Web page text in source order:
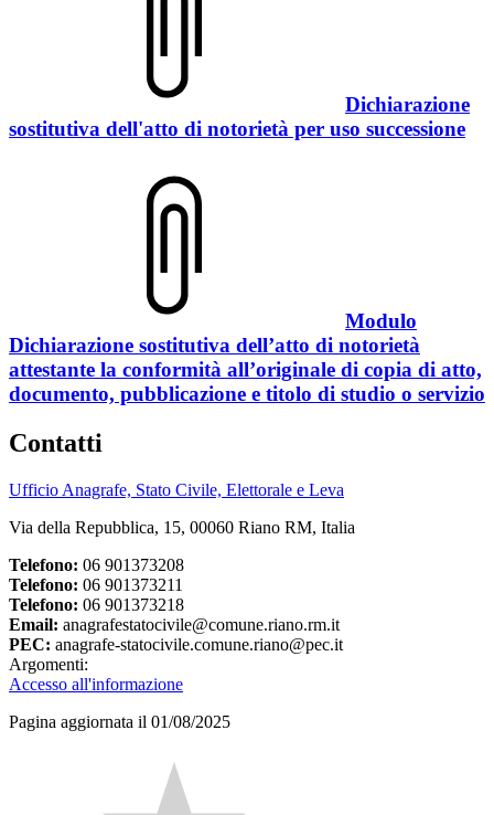
Dichiarazione
sostitutiva dell'atto di notorietà per uso successione
Modulo
Dichiarazione sostitutiva dell’atto di notorietà
attestante la conformità all’originale di copia di atto,
documento, pubblicazione e titolo di studio o servizio
Contatti
Ufficio Anagrafe, Stato Civile, Elettorale e Leva
Via della Repubblica, 15, 00060 Riano RM, Italia
Telefono: 06 901373208
Telefono: 06 901373211
Telefono: 06 901373218
Email: anagrafestatocivile@comune.riano.rm.it
PEC: anagrafe-statocivile.comune.riano@pec.it
Argomenti:
Accesso all'informazione
Pagina aggiornata il 01/08/2025